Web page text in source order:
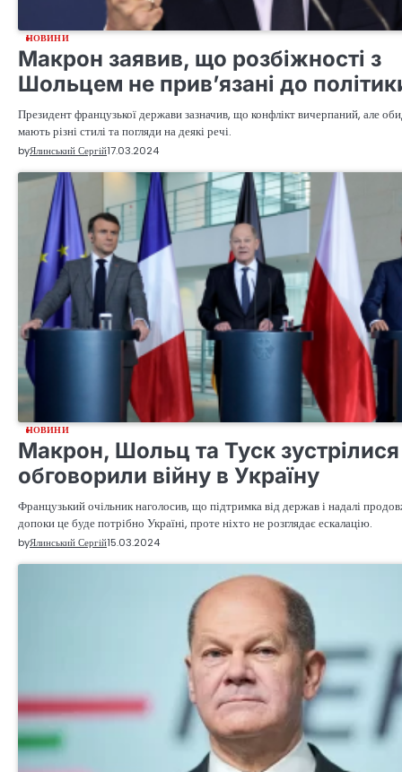
НОВИНИ
Макрон заявив, що розбіжності з
Шольцем не прив’язані до
Президент французької держави зазначив, що конфлікт вичерпаний, але
мають різні стилі та погляди на деякі речі.
byЯлинський Сергій17.03.2024
НОВИНИ
Макрон, Шольц та Туск зустрілися
обговорили війну в Україну
Французький очільник наголосив, що підтримка від держав і надалі
допоки це буде потрібно Україні, проте ніхто не розглядає ескалацію.
byЯлинський Сергій15.03.2024